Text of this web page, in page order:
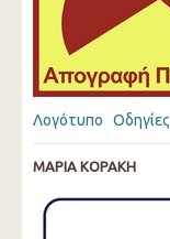
Λογότυπο Οδηγίες
ΜΑΡΙΑ ΚΟΡΑΚΗ